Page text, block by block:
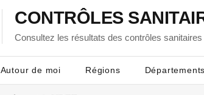
CONTRÔLES
Consultez les résultats des contrôles
Autour de moi Régions Départements